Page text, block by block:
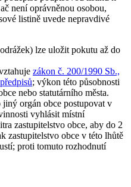
není oprávněnou osobou,
listině uvede nepravdivé
lze uložit pokutu až do
zákon č. 200/1990 Sb.,
; výkon této působnosti
nebo statutárního města.
orgán obce postupovat v
vyhlásit místní
zastupitelstvo obce, aby do 2
zastupitelstvo obce v této lhůtě
proti tomuto rozhodnutí